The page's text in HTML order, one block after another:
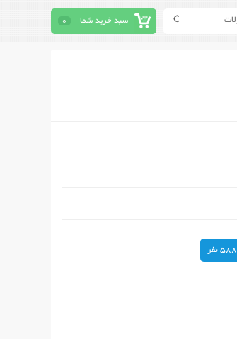
سبد خرید شما 0
588 نفر